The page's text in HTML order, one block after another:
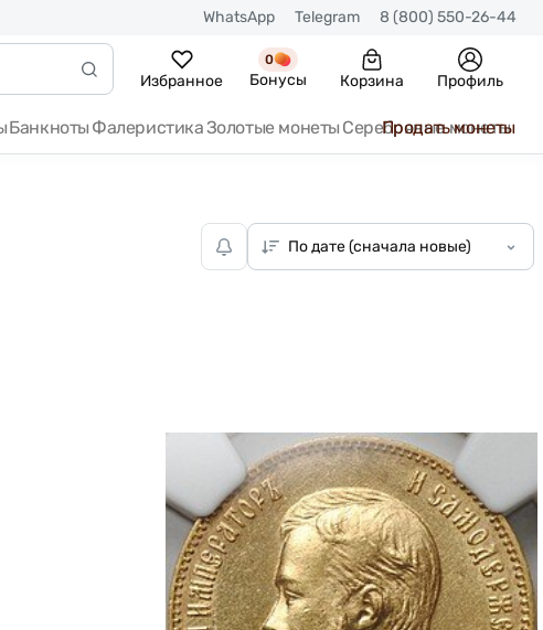
WhatsApp Telegram 8 (800) 550-26-44
Избранное
0
Бонусы Корзина Профиль
Банкноты ФалеристикаЗолотые монеты Серебряные монеты
Продать монеты